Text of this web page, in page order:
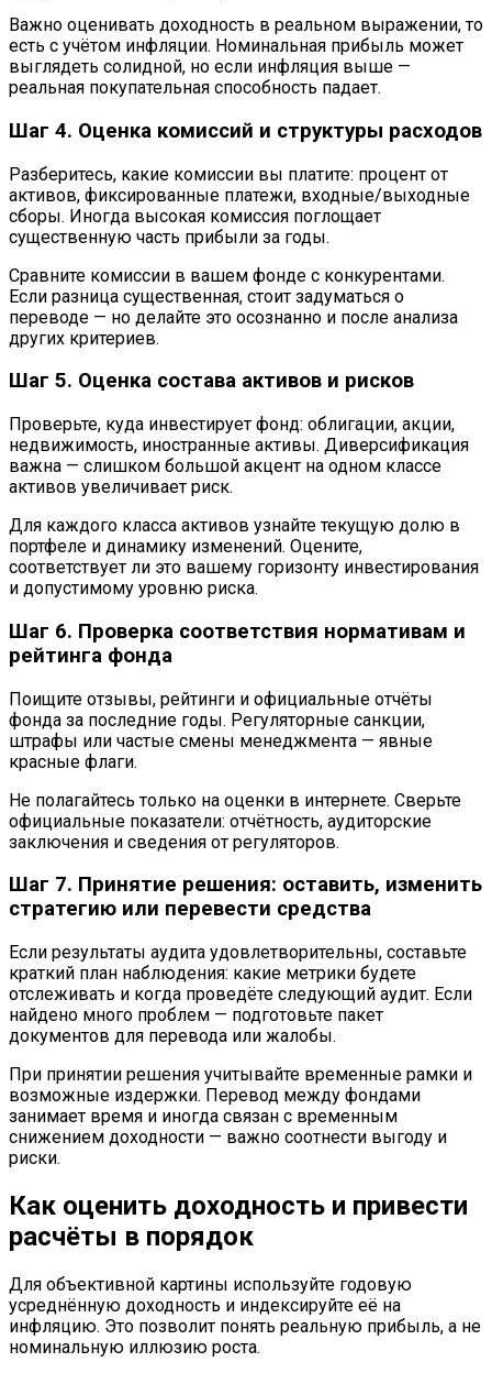
Важно оценивать доходность в реальном выражении, то
есть с учётом инфляции. Номинальная прибыль может
выглядеть солидной, но если инфляция выше —
реальная покупательная способность падает.
Шаг 4. Оценка комиссий и структуры расходов
Разберитесь, какие комиссии вы платите: процент от
активов, фиксированные платежи, входные/выходные
сборы. Иногда высокая комиссия поглощает
существенную часть прибыли за годы.
Сравните комиссии в вашем фонде с конкурентами.
Если разница существенная, стоит задуматься о
переводе — но делайте это осознанно и после анализа
других критериев.
Шаг 5. Оценка состава активов и рисков
Проверьте, куда инвестирует фонд: облигации, акции,
недвижимость, иностранные активы. Диверсификация
важна — слишком большой акцент на одном классе
активов увеличивает риск.
Для каждого класса активов узнайте текущую долю в
портфеле и динамику изменений. Оцените,
соответствует ли это вашему горизонту инвестирования
и допустимому уровню риска.
Шаг 6. Проверка соответствия нормативам и
рейтинга фонда
Поищите отзывы, рейтинги и официальные отчёты
фонда за последние годы. Регуляторные санкции,
штрафы или частые смены менеджмента — явные
красные флаги.
Не полагайтесь только на оценки в интернете. Сверьте
официальные показатели: отчётность, аудиторские
заключения и сведения от регуляторов.
Шаг 7. Принятие решения: оставить, изменить
стратегию или перевести средства
Если результаты аудита удовлетворительны, составьте
краткий план наблюдения: какие метрики будете
отслеживать и когда проведёте следующий аудит. Если
найдено много проблем — подготовьте пакет
документов для перевода или жалобы.
При принятии решения учитывайте временные рамки и
возможные издержки. Перевод между фондами
занимает время и иногда связан с временным
снижением доходности — важно соотнести выгоду и
риски.
Как оценить доходность и привести
расчёты в порядок
Для объективной картины используйте годовую
усреднённую доходность и индексируйте её на
инфляцию. Это позволит понять реальную прибыль, а не
номинальную иллюзию роста.